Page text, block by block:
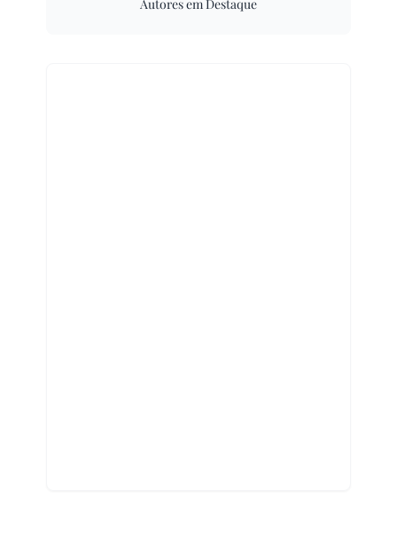
Autores em Destaque